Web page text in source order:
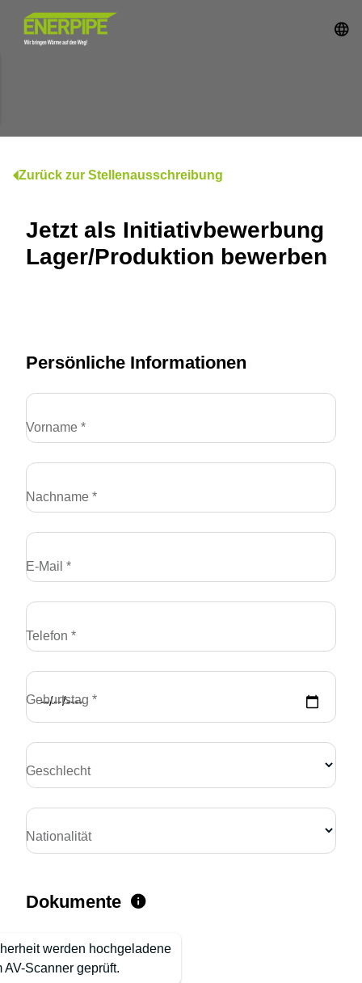
Zurück zur Stellenausschreibung
Jetzt als Initiativbewerbung
Lager/Produktion bewerben
Persönliche Informationen
Vorname *
Nachname *
E-Mail *
Telefon *
Geburtstag *
Geschlecht
Nationalität
Dokumente
werden hochgeladene
Scanner geprüft.